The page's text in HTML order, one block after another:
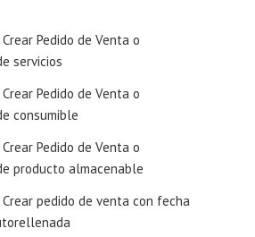
Pedido de Venta o
servicios
Pedido de Venta o
consumible
Pedido de Venta o
producto almacenable
pedido de venta con fecha